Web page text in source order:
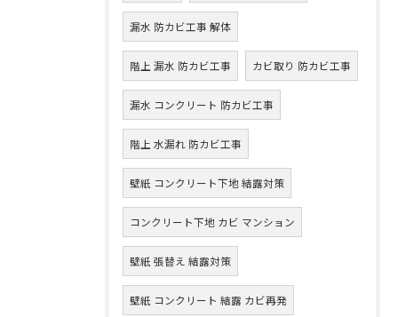
漏水 防カビ工事 解体
階上 漏水 防カビ工事 カビ取り 防カビ工事
漏水 コンクリート 防カビ工事
階上 水漏れ 防カビ工事
壁紙 コンクリート下地 結露対策
コンクリート下地 カビ マンション
壁紙 張替え 結露対策
壁紙 コンクリート 結露 カビ再発